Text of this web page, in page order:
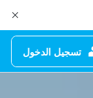
تسجيل الدخول